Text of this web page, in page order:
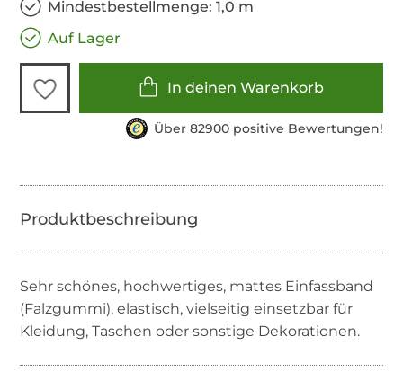
Mindestbestellmenge: 1,0 m
Auf Lager
In deinen Warenkorb
Über 82900 positive Bewertungen!
Sehr schönes, hochwertiges, mattes Einfassband
(Falzgummi), elastisch, vielseitig einsetzbar für
Kleidung, Taschen oder sonstige Dekorationen.